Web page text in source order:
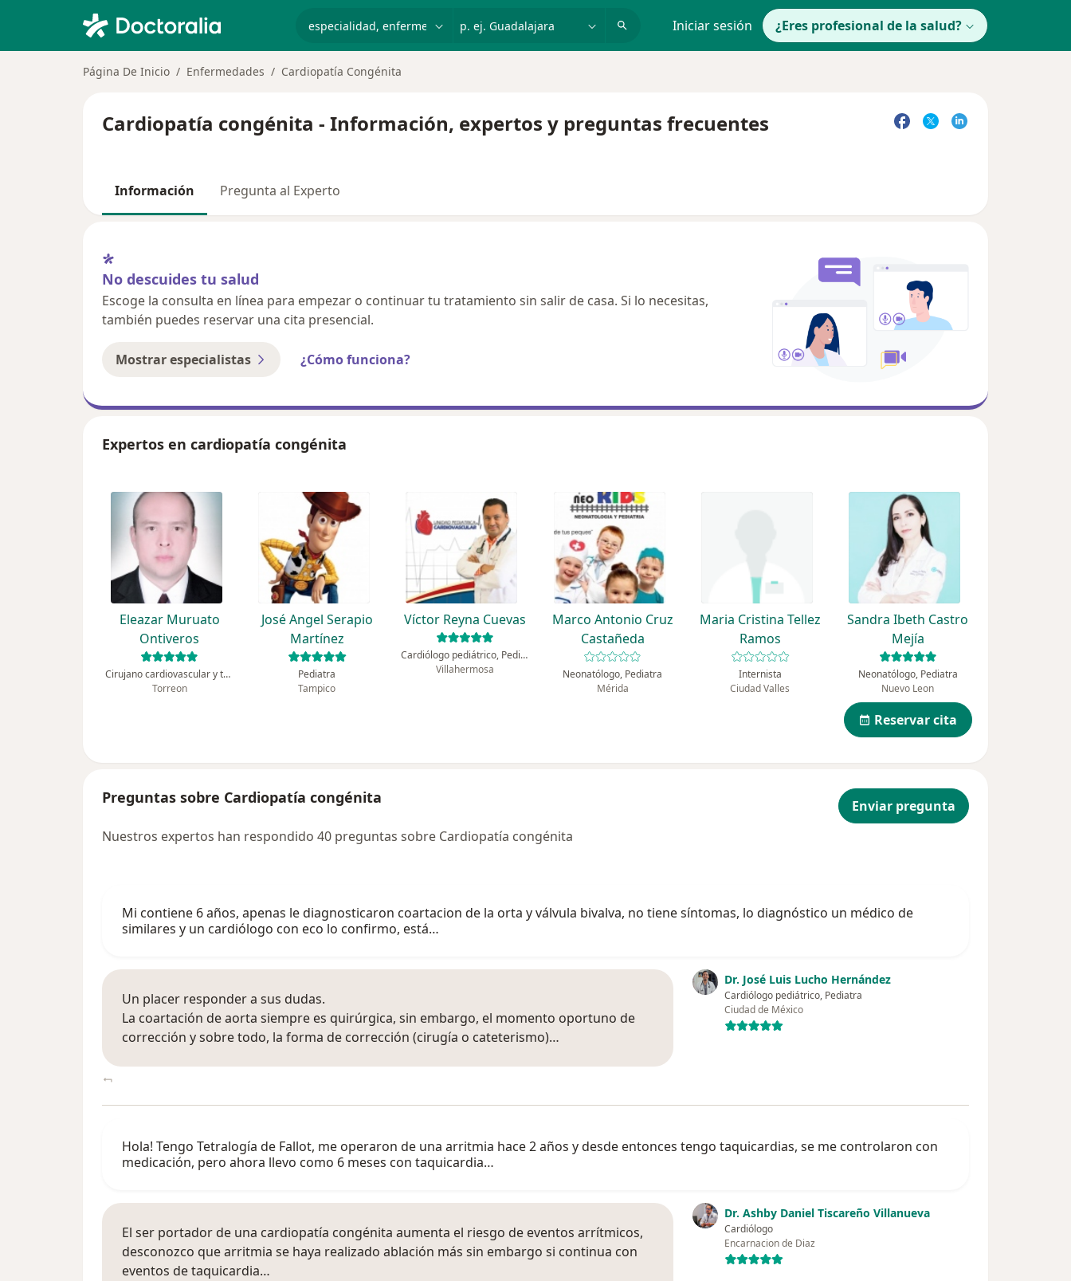
Iniciar sesión ¿Eres profesional de la salud?
Página De Inicio Enfermedades Cardiopatía Congénita
Cardiopatía congénita - Información, expertos y preguntas frecuentes
Información Pregunta al Experto
No descuides tu salud
Escoge la consulta en línea para empezar o continuar tu tratamiento sin salir de casa. Si lo necesitas,
también puedes reservar una cita presencial.
Mostrar especialistas ¿Cómo funciona?
Expertos en cardiopatía congénita
Eleazar Muruato
Ontiveros
Cirujano cardiovascular y torácico, Cirujano general
Torreon
José Angel Serapio
Martínez
Pediatra
Tampico
Víctor Reyna Cuevas
Cardiólogo pediátrico, Pediatra
Villahermosa
Marco Antonio Cruz
Castañeda
Neonatólogo, Pediatra
Mérida
Maria Cristina Tellez
Ramos
Internista
Ciudad Valles
Sandra Ibeth Castro
Mejía
Neonatólogo, Pediatra
Nuevo Leon
Reservar cita
Preguntas sobre Cardiopatía congénita
Enviar pregunta
Nuestros expertos han respondido 40 preguntas sobre Cardiopatía congénita
Mi contiene 6 años, apenas le diagnosticaron coartacion de la orta y válvula bivalva, no tiene síntomas, lo diagnóstico un médico de
similares y un cardiólogo con eco lo confirmo, está…
Dr. José Luis Lucho Hernández
Cardiólogo pediátrico, Pediatra
Ciudad de México
Un placer responder a sus dudas.
La coartación de aorta siempre es quirúrgica, sin embargo, el momento oportuno de
corrección y sobre todo, la forma de corrección (cirugía o cateterismo)…
Hola! Tengo Tetralogía de Fallot, me operaron de una arritmia hace 2 años y desde entonces tengo taquicardias, se me controlaron con
medicación, pero ahora llevo como 6 meses con taquicardia…
Dr. Ashby Daniel Tiscareño Villanueva
Cardiólogo
Encarnacion de Diaz
El ser portador de una cardiopatía congénita aumenta el riesgo de eventos arrítmicos,
desconozco que arritmia se haya realizado ablación más sin embargo si continua con
eventos de taquicardia…